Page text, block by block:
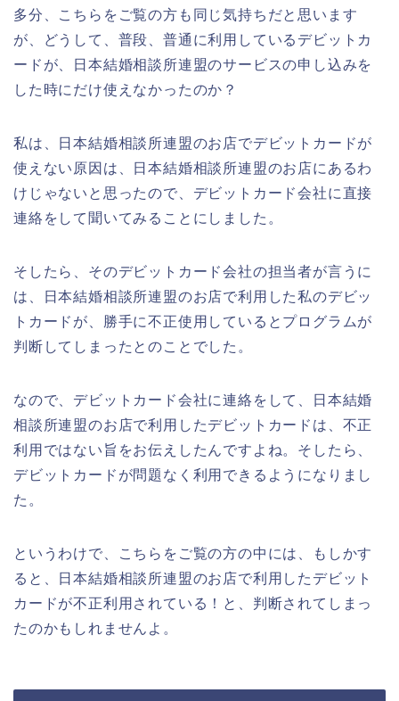
多分、こちらをご覧の方も同じ気持ちだと思います
が、どうして、普段、普通に利用しているデビットカ
ードが、日本結婚相談所連盟のサービスの申し込みを
した時にだけ使えなかったのか？
私は、日本結婚相談所連盟のお店でデビットカードが
使えない原因は、日本結婚相談所連盟のお店にあるわ
けじゃないと思ったので、デビットカード会社に直接
連絡をして聞いてみることにしました。
そしたら、そのデビットカード会社の担当者が言うに
は、日本結婚相談所連盟のお店で利用した私のデビッ
トカードが、勝手に不正使用しているとプログラムが
判断してしまったとのことでした。
なので、デビットカード会社に連絡をして、日本結婚
相談所連盟のお店で利用したデビットカードは、不正
利用ではない旨をお伝えしたんですよね。そしたら、
デビットカードが問題なく利用できるようになりまし
た。
というわけで、こちらをご覧の方の中には、もしかす
ると、日本結婚相談所連盟のお店で利用したデビット
カードが不正利用されている！と、判断されてしまっ
たのかもしれませんよ。